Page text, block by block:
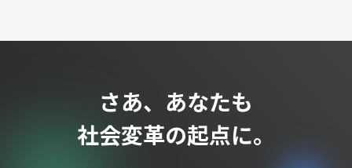
さあ、あなたも
社会変革の起点に。